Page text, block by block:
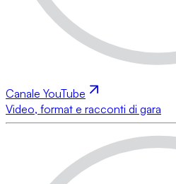
Canale YouTube
Video, format e racconti di gara